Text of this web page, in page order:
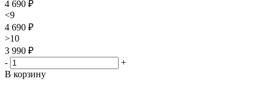
4 690 ₽
<9
4 690 ₽
>10
3 990 ₽
-
+
В корзину